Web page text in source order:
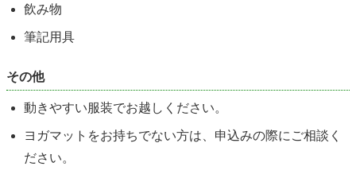
飲み物
筆記用具
その他
動きやすい服装でお越しください。
ヨガマットをお持ちでない方は、申込みの際にご相談く
ださい。